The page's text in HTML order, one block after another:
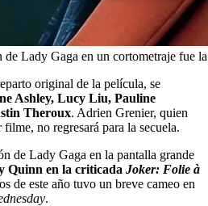
Lady Gaga en un cortometraje fue
original de la película, se
Ashley, Lucy Liu, Pauline
Theroux. Adrien Grenier, quien
no regresará para la secuela.
de Lady Gaga en la pantalla grande
Quinn en la criticada Joker: Folie à
de este año tuvo un breve cameo en
.